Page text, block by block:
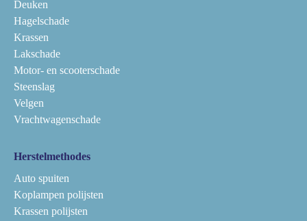
Deuken
Hagelschade
Krassen
Lakschade
Motor- en scooterschade
Steenslag
Velgen
Vrachtwagenschade
Herstelmethodes
Auto spuiten
Koplampen polijsten
Krassen polijsten